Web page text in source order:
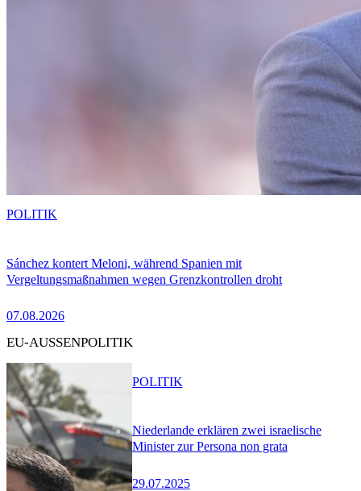
Sánchez kontert Meloni, während Spanien mit
Vergeltungsmaßnahmen wegen Grenzkontrollen droht
07.08.2026
POLITIK
EU-AUSSENPOLITIK
Niederlande erklären zwei israelische
Minister zur Persona non grata
29.07.2025
POLITIK